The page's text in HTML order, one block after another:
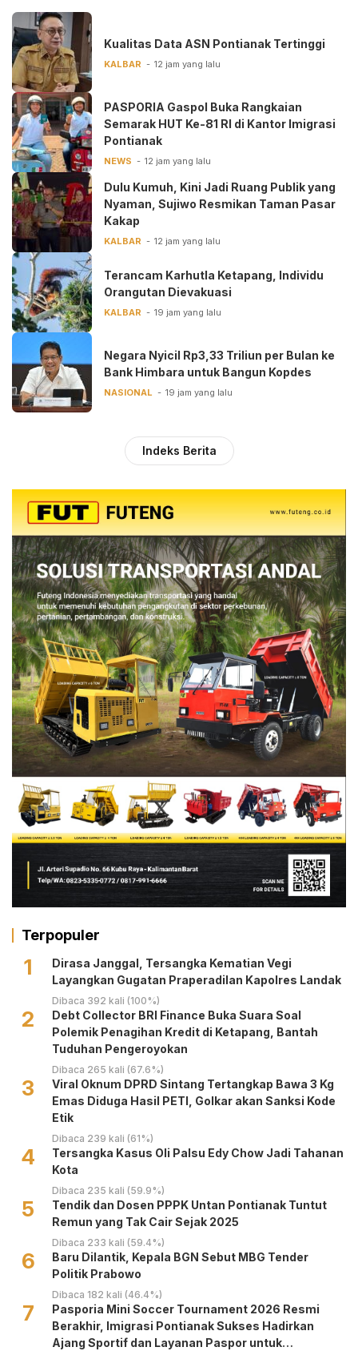
Kualitas Data ASN Pontianak Tertinggi
KALBAR 12 jam yang lalu
PASPORIA Gaspol Buka Rangkaian
Semarak HUT Ke-81 RI di Kantor Imigrasi
Pontianak
NEWS 12 jam yang lalu
Dulu Kumuh, Kini Jadi Ruang Publik yang
Nyaman, Sujiwo Resmikan Taman Pasar
Kakap
KALBAR 12 jam yang lalu
Terancam Karhutla Ketapang, Individu
Orangutan Dievakuasi
KALBAR 19 jam yang lalu
Negara Nyicil Rp3,33 Triliun per Bulan ke
Bank Himbara untuk Bangun Kopdes
NASIONAL 19 jam yang lalu
Indeks Berita
Terpopuler
1
Dirasa Janggal, Tersangka Kematian Vegi
Layangkan Gugatan Praperadilan Kapolres Landak
Dibaca 392 kali (100%)
2
Debt Collector BRI Finance Buka Suara Soal
Polemik Penagihan Kredit di Ketapang, Bantah
Tuduhan Pengeroyokan
Dibaca 265 kali (67.6%)
3
Viral Oknum DPRD Sintang Tertangkap Bawa 3 Kg
Emas Diduga Hasil PETI, Golkar akan Sanksi Kode
Etik
Dibaca 239 kali (61%)
4
Tersangka Kasus Oli Palsu Edy Chow Jadi Tahanan
Kota
Dibaca 235 kali (59.9%)
5
Tendik dan Dosen PPPK Untan Pontianak Tuntut
Remun yang Tak Cair Sejak 2025
Dibaca 233 kali (59.4%)
6
Baru Dilantik, Kepala BGN Sebut MBG Tender
Politik Prabowo
Dibaca 182 kali (46.4%)
7
Pasporia Mini Soccer Tournament 2026 Resmi
Berakhir, Imigrasi Pontianak Sukses Hadirkan
Ajang Sportif dan Layanan Paspor untuk